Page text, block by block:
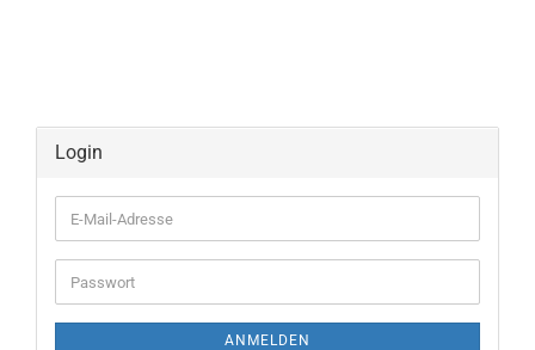
Login
E-
Mail-
Adresse
Passwort
ANMELDEN